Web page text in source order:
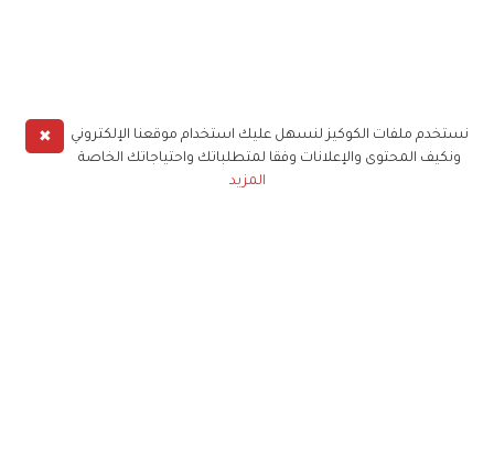
✖
نستخدم ملفات الكوكيز لنسهل عليك استخدام موقعنا الإلكتروني
ونكيف المحتوى والإعلانات وفقا لمتطلباتك واحتياجاتك الخاصة
المزيد